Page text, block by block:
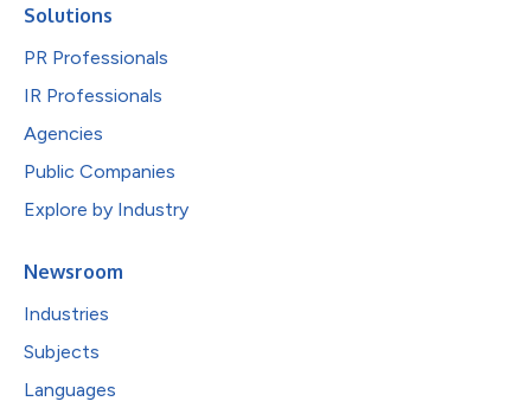
Solutions
PR Professionals
IR Professionals
Agencies
Public Companies
Explore by Industry
Newsroom
Industries
Subjects
Languages